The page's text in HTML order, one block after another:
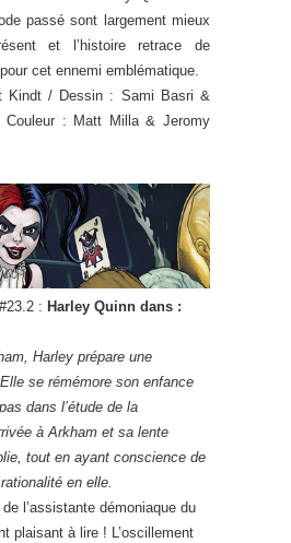
passé sont largement mieux
et l’histoire retrace de
cet ennemi emblématique.
Kindt / Dessin : Sami Basri &
Couleur : Matt Milla & Jeromy
: Harley Quinn dans :
Harley prépare une
se rémémore son enfance
dans l’étude de la
à Arkham et sa lente
tout en ayant conscience de
en elle.
l’assistante démoniaque du
plaisant à lire ! L’oscillement